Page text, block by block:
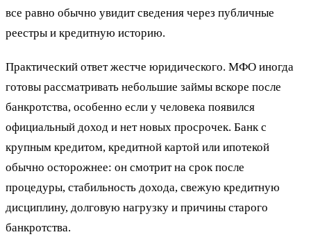
все равно обычно увидит сведения через публичные
реестры и кредитную историю.
Практический ответ жестче юридического. МФО иногда
готовы рассматривать небольшие займы вскоре после
банкротства, особенно если у человека появился
официальный доход и нет новых просрочек. Банк с
крупным кредитом, кредитной картой или ипотекой
обычно осторожнее: он смотрит на срок после
процедуры, стабильность дохода, свежую кредитную
дисциплину, долговую нагрузку и причины старого
банкротства.